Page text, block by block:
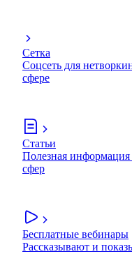
Сетка
Соцсеть для
сфере
Статьи
Полезная
сфер
Бесплатные вебинары
Рассказывают и